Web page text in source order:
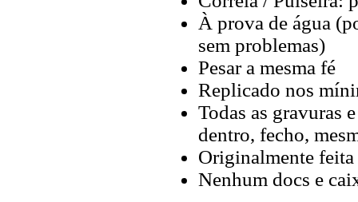
À prova de água
sem problemas)
Pesar a mesma fé
Replicado nos
Todas as gravuras
dentro, fecho,
Originalmente
Nenhum docs e